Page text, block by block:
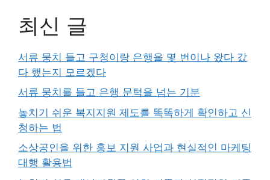
최신 글
서류 뭉치 들고 구청이랑 은행을 몇 번이나 왔다 갔
다 했는지 모르겠다
서류 뭉치를 들고 은행 문턱을 넘는 기분
놓치기 쉬운 복지지원 제도를 똑똑하게 확인하고 신
청하는 법
소상공인을 위한 홍보 지원 사업과 현실적인 마케팅
대행 활용법